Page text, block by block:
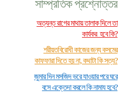
সাম্প্রতিক প্রশ্নোত্তর
অত্যন্ত রাগের মাথায় তালাক দিলে তা
কার্যকর হবে কি?
শরীয়তবিরোধী কাজের জন্য কসমের
কাফফারা দিতে হয় না, কথাটা কি সত্য?
জুমার দিন মসজিদ ভরে যাওয়ার পরে ঘরে
বসে এক্তেদা করলে কি নামায হবে?